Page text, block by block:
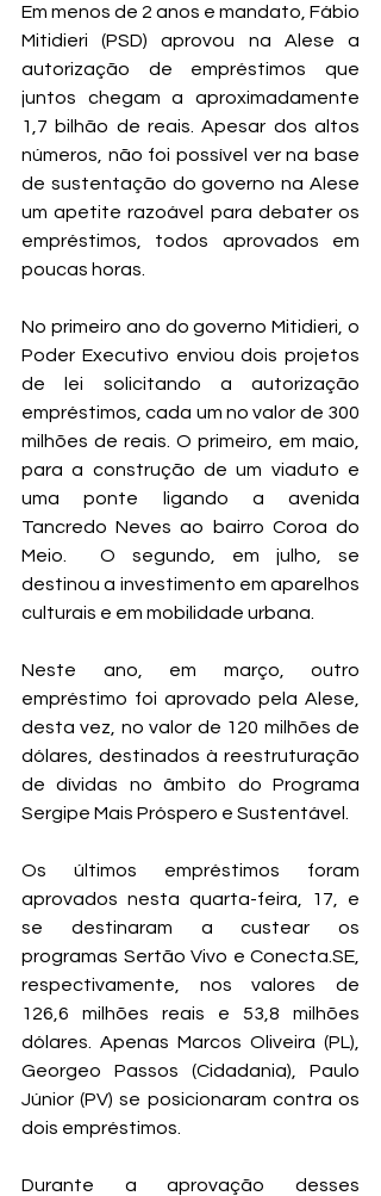
Em menos de 2 anos e mandato, Fábio
Mitidieri (PSD) aprovou na Alese a
autorização de empréstimos que
juntos chegam a aproximadamente
1,7 bilhão de reais. Apesar dos altos
números, não foi possível ver na base
de sustentação do governo na Alese
um apetite razoável para debater os
empréstimos, todos aprovados em
poucas horas.
No primeiro ano do governo Mitidieri, o
Poder Executivo enviou dois projetos
de lei solicitando a autorização
empréstimos, cada um no valor de 300
milhões de reais. O primeiro, em maio,
para a construção de um viaduto e
uma ponte ligando a avenida
Tancredo Neves ao bairro Coroa do
Meio.  O segundo, em julho, se
destinou a investimento em aparelhos
culturais e em mobilidade urbana.
Neste ano, em março, outro
empréstimo foi aprovado pela Alese,
desta vez, no valor de 120 milhões de
dólares, destinados à reestruturação
de dívidas no âmbito do Programa
Sergipe Mais Próspero e Sustentável.
Os últimos empréstimos foram
aprovados nesta quarta-feira, 17, e
se destinaram a custear os
programas Sertão Vivo e Conecta.SE
respectivamente, nos valores de
126,6 milhões reais e 53,8 milhões
dólares. Apenas Marcos Oliveira (PL),
Georgeo Passos (Cidadania), Paulo
Júnior (PV) se posicionaram contra os
dois empréstimos.
Durante a aprovação desses